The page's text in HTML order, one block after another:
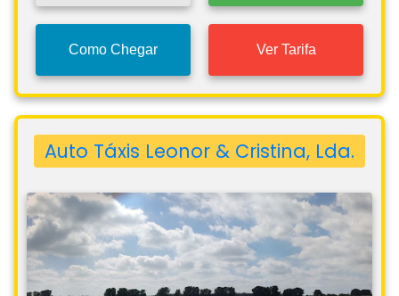
Como Chegar Ver Tarifa
Auto Táxis Leonor & Cristina, Lda.